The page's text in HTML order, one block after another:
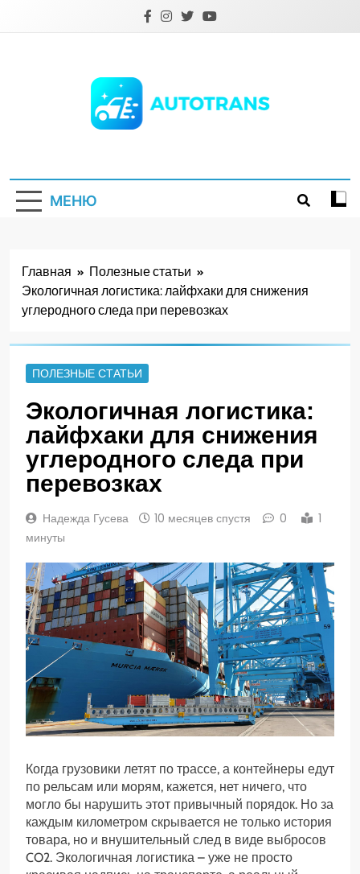
МЕНЮ
Главная
Полезные статьи
Экологичная логистика: лайфхаки для снижения
углеродного следа при перевозках
ПОЛЕЗНЫЕ СТАТЬИ
Экологичная логистика:
лайфхаки для снижения
углеродного следа при
перевозках
Надежда Гусева 10 месяцев спустя 0
1
минуты
Когда грузовики летят по трассе, а контейнеры едут
по рельсам или морям, кажется, нет ничего, что
могло бы нарушить этот привычный порядок. Но за
каждым километром скрывается не только история
товара, но и внушительный след в виде выбросов
CO2. Экологичная логистика – уже не просто